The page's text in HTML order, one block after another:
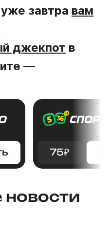
завтра вам
джекпот в
—
75₽